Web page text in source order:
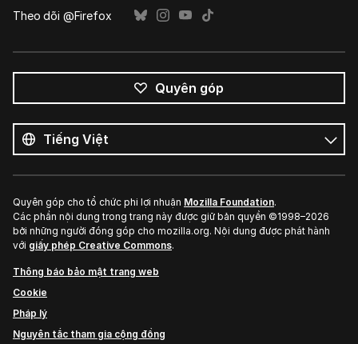
Theo dõi @Firefox
Quyên góp
cả
ngôn
ngữ
Ngôn
ngữ
Quyên góp cho tổ chức phi lợi nhuận Mozilla Foundation.
Các phần nội dung trong trang này được giữ bản quyền ©1998–2026
bởi những người đóng góp cho mozilla.org. Nội dung được phát hành
với giấy phép Creative Commons.
Thông báo bảo mật trang web
Cookie
Pháp lý
Nguyên tắc tham gia cộng đồng